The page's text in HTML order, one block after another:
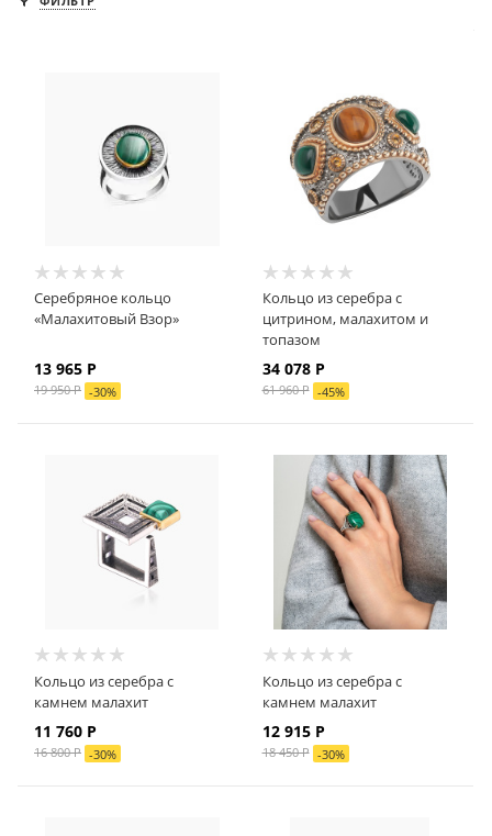
Серебряное кольцо
«Малахитовый Взор»
13 965 Р
19 950 Р -30%
Кольцо из серебра с
цитрином, малахитом и
топазом
34 078 Р
61 960 Р -45%
Кольцо из серебра с
камнем малахит
11 760 Р
16 800 Р -30%
Кольцо из серебра с
камнем малахит
12 915 Р
18 450 Р -30%